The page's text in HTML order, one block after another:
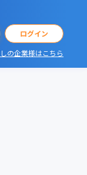
ログイン
の企業様はこちら